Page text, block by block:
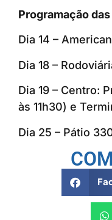
Programação
Dia 14 –
Dia 18 –
Dia 19 – Centro:
às 11h30) e
Dia 25 – Pátio